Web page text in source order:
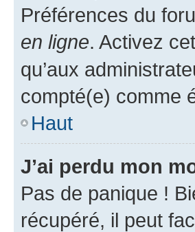
Préférences du
en ligne. Activez
qu’aux
compté(e) comme
Haut
J’ai perdu mon
Pas de panique !
récupéré, il peut